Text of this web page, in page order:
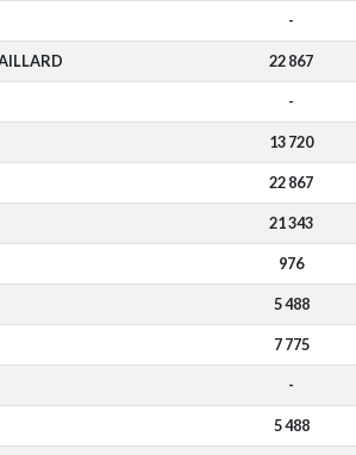
-
22 867
-
13 720
22 867
21 343
976
5 488
7 775
-
5 488